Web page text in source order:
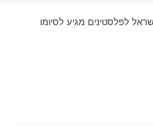
לפלסטינים מגיע לסיומו